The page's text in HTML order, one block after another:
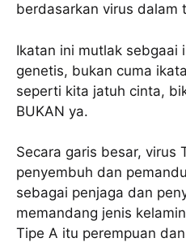
berdasarkan virus dalam
Ikatan ini mutlak sebgaai
genetis, bukan cuma
seperti kita jatuh cinta,
BUKAN ya.
Secara garis besar, virus
penyembuh dan
sebagai penjaga dan
memandang jenis
Tipe A itu perempuan